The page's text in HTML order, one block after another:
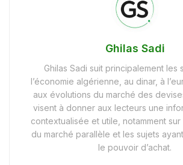
Ghilas Sadi
Ghilas Sadi suit principalement les
l’économie algérienne, au dinar, à
aux évolutions du marché des
visent à donner aux lecteurs une
contextualisée et utile, notamment
du marché parallèle et les sujets
le pouvoir d’achat.